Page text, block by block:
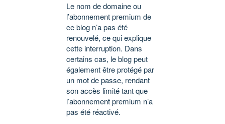
Le nom de domaine ou
l’abonnement premium de
ce blog n’a pas été
renouvelé, ce qui explique
cette interruption. Dans
certains cas, le blog peut
également être protégé par
un mot de passe, rendant
son accès limité tant que
l’abonnement premium n’a
pas été réactivé.